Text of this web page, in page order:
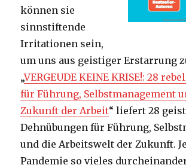
können sie
sinnstiftende
Irritationen sein,
um uns aus geistiger Erstarrung
„VERGEUDE KEINE KRISE!: 28
für Führung, Selbstmanagement
Zukunft der Arbeit“ liefert 28
Dehnübungen für Führung,
und die Arbeitswelt der Zukunft.
Pandemie so vieles